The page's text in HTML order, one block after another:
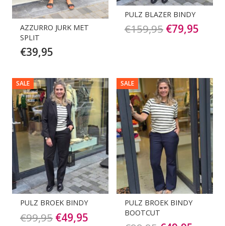
AZZURRO JURK MET
SPLIT
€39,95
PULZ BLAZER BINDY
€159,95 €79,95
SALE
PULZ BROEK BINDY
€99,95 Oorspronkelijke
€49,95 Huidige
SALE
PULZ BROEK BINDY
BOOTCUT